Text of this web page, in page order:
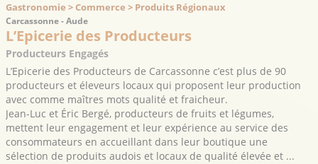
Gastronomie > Commerce > Produits Régionaux
Carcassonne - Aude
L’Epicerie des Producteurs
Producteurs Engagés
L’Epicerie des Producteurs de Carcassonne c’est plus de 90
producteurs et éleveurs locaux qui proposent leur production
avec comme maîtres mots qualité et fraicheur.
Jean-Luc et Éric Bergé, producteurs de fruits et légumes,
mettent leur engagement et leur expérience au service des
consommateurs en accueillant dans leur boutique une
sélection de produits audois et locaux de qualité élevée et ...